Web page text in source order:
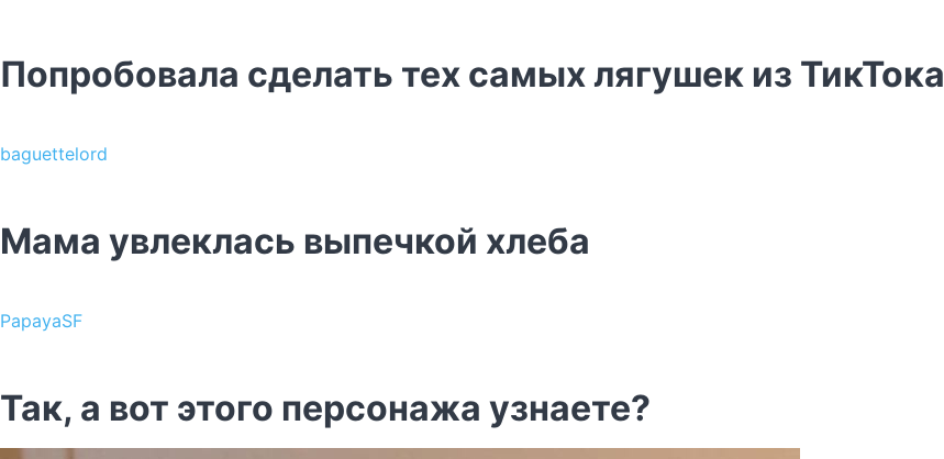
Попробовала сделать тех самых лягушек из ТикТока
baguettelord
Мама увлеклась выпечкой хлеба
PapayaSF
Так, а вот этого персонажа узнаете?